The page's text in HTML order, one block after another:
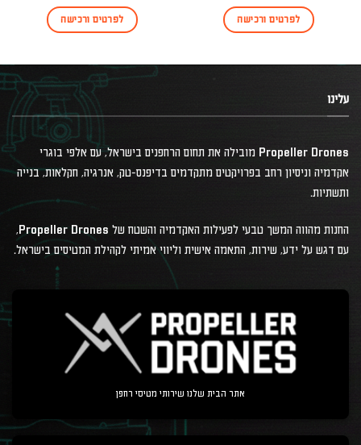
לפרטים ורכישה לפרטים ורכישה
עלינו
Propeller Drones מובילה את תחום הרחפנים בישראל, עם אלפי בוגרי
אקדמיה וניסיון רחב בפרויקטים מתקדמים בדיפנס-טק, אנרגיה, חקלאות, בנייה
ותשתיות.
החנות מהווה המשך טבעי לפעילות האקדמיה והשטח של Propeller Drones,
עם דגש על ידע, שירות, התאמה אישית וליווי אמיתי לקהילת המטיסים בישראל.
אתר הבית שלנו שירותי מטיסי רחפן